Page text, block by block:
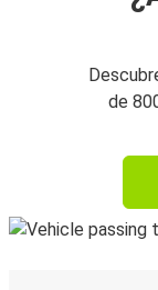
de